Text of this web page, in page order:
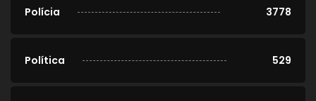
Polícia 3778
Política 529